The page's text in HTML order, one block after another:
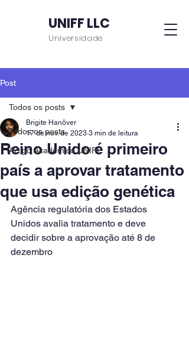
UNIFF LLC
Universidade
Post
Todos os posts
Artigo Acadêmico UNIFF
Todos os posts
Reino Unido é primeiro
país a aprovar tratamento
que usa edição genética
Brigite Hanôver
17 de nov. de 2023 3 min de leitura
Agência regulatória dos Estados
Unidos avalia tratamento e deve
decidir sobre a aprovação até 8 de
dezembro